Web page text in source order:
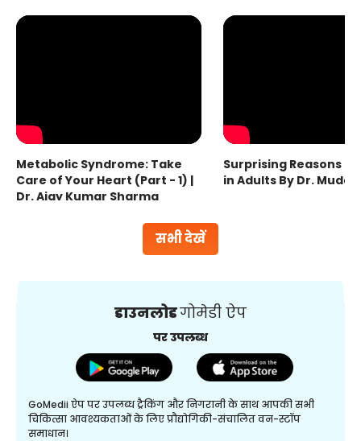
सभी देखें
Metabolic Syndrome: Take
Care of Your Heart (Part - 1) |
Dr. Ajay Kumar Sharma
Surprising Reasons
in Adults By Dr.
डाउनलोडगोमेडी ऐप
पर उपलब्ध
GoMedii ऐप पर उपलब्ध ट्रैकिंग और निगरानी के साथ आपकी सभी
चिकित्सा आवश्यकताओं के लिए प्रौद्योगिकी-संचालित वन-स्टॉप
समाधान।